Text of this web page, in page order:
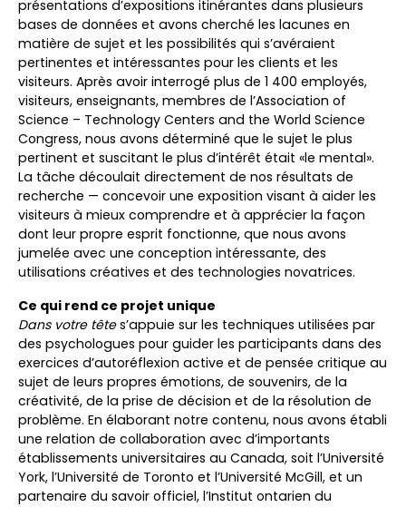
présentations d’expositions itinérantes dans plusieurs
bases de données et avons cherché les lacunes en
matière de sujet et les possibilités qui s’avéraient
pertinentes et intéressantes pour les clients et les
visiteurs. Après avoir interrogé plus de 1 400 employés,
visiteurs, enseignants, membres de l’Association of
Science – Technology Centers and the World Science
Congress, nous avons déterminé que le sujet le plus
pertinent et suscitant le plus d’intérêt était «le mental».
La tâche découlait directement de nos résultats de
recherche — concevoir une exposition visant à aider les
visiteurs à mieux comprendre et à apprécier la façon
dont leur propre esprit fonctionne, que nous avons
jumelée avec une conception intéressante, des
utilisations créatives et des technologies novatrices.
Ce qui rend ce projet unique
Dans votre têtes’appuie sur les techniques utilisées par
des psychologues pour guider les participants dans des
exercices d’autoréflexion active et de pensée critique au
sujet de leurs propres émotions, de souvenirs, de la
créativité, de la prise de décision et de la résolution de
problème. En élaborant notre contenu, nous avons établi
une relation de collaboration avec d’importants
établissements universitaires au Canada, soit l’Université
York, l’Université de Toronto et l’Université McGill, et un
partenaire du savoir officiel, l’Institut ontarien du